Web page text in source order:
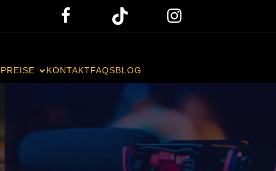
KONTAKTFAQSBLOG